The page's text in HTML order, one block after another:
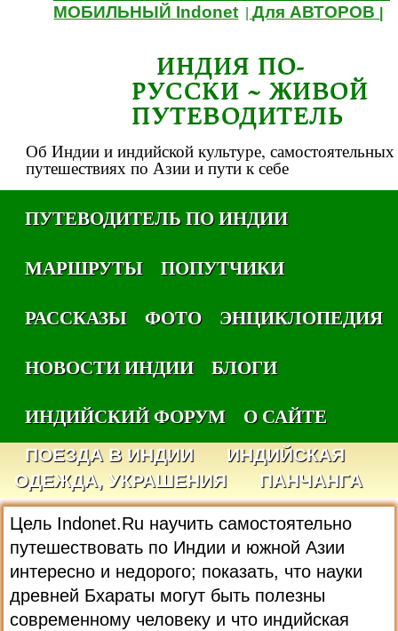
МОБИЛЬНЫЙ Indonet |Для АВТОРОВ
ИНДИЯ ПО-
РУССКИ ~ ЖИВОЙ
ПУТЕВОДИТЕЛЬ
Об Индии и индийской культуре, самостоятельных
путешествиях по Азии и пути к себе
ПУТЕВОДИТЕЛЬ ПО ИНДИИ
МАРШРУТЫ
ПОПУТЧИКИ
РАССКАЗЫ
ФОТО
ЭНЦИКЛОПЕДИЯ
НОВОСТИ ИНДИИ
БЛОГИ
ИНДИЙСКИЙ ФОРУМ
О САЙТЕ
ПОЕЗДА В ИНДИИ
ИНДИЙСКАЯ
ОДЕЖДА, УКРАШЕНИЯ
ПАНЧАНГА
Цель Indonet.Ru научить самостоятельно
путешествовать по Индии и южной Азии
интересно и недорого; показать, что науки
древней Бхараты могут быть полезны
современному человеку и что индийская